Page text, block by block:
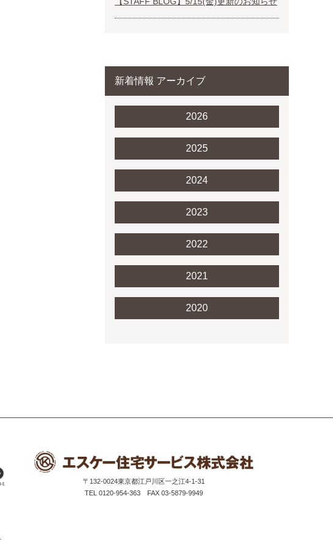
新着情報 アーカイブ
2026
2025
2024
2023
2022
2021
2020
〒132-0024東京都江戸川区一之江4-1-31
TEL 0120-954-363
FAX 03-5879-9949